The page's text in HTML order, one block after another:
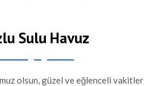
Sulu Havuz
olsun, güzel ve eğlenceli vakitler